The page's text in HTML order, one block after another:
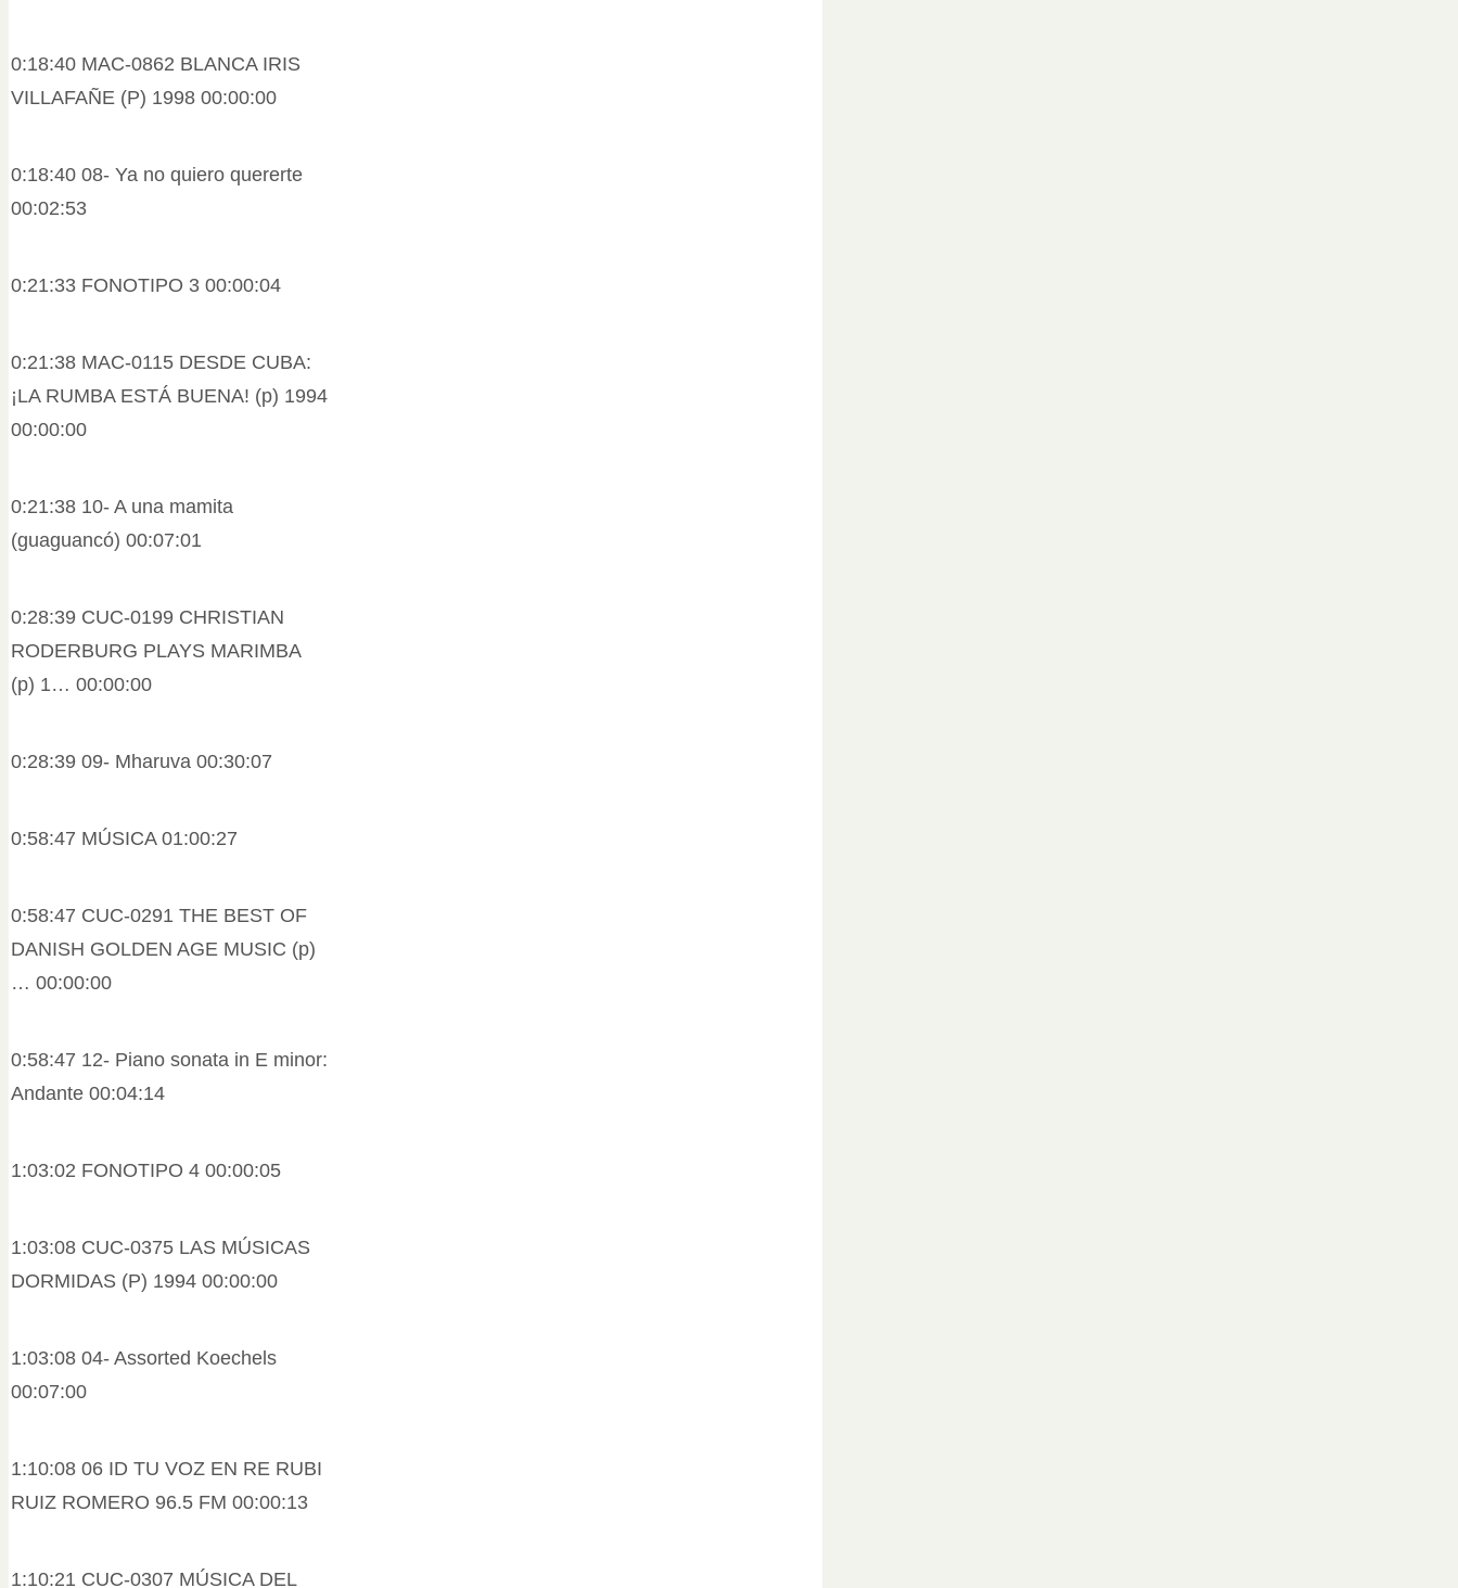
0:18:40 MAC-0862 BLANCA IRIS
VILLAFAÑE (P) 1998 00:00:00
0:18:40 08- Ya no quiero quererte
00:02:53
0:21:33 FONOTIPO 3 00:00:04
0:21:38 MAC-0115 DESDE CUBA:
¡LA RUMBA ESTÁ BUENA! (p) 1994
00:00:00
0:21:38 10- A una mamita
(guaguancó) 00:07:01
0:28:39 CUC-0199 CHRISTIAN
RODERBURG PLAYS MARIMBA
(p) 1… 00:00:00
0:28:39 09- Mharuva 00:30:07
0:58:47 MÚSICA 01:00:27
0:58:47 CUC-0291 THE BEST OF
DANISH GOLDEN AGE MUSIC (p)
… 00:00:00
0:58:47 12- Piano sonata in E minor:
Andante 00:04:14
1:03:02 FONOTIPO 4 00:00:05
1:03:08 CUC-0375 LAS MÚSICAS
DORMIDAS (P) 1994 00:00:00
1:03:08 04- Assorted Koechels
00:07:00
1:10:08 06 ID TU VOZ EN RE RUBI
RUIZ ROMERO 96.5 FM 00:00:13
1:10:21 CUC-0307 MÚSICA DEL